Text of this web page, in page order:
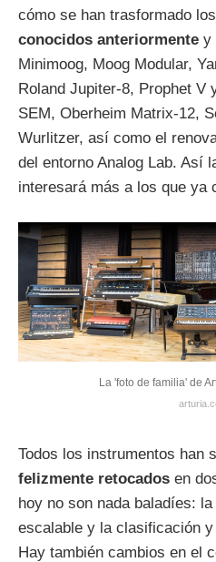
cómo se han trasformado los
conocidos anteriormente y
Minimoog, Moog Modular,
Roland Jupiter-8, Prophet V
SEM, Oberheim Matrix-12,
Wurlitzer, así como el
del entorno Analog Lab. Así
interesará más a los que ya
La 'foto de familia' de
Todos los instrumentos han
felizmente retocados en
hoy no son nada baladíes:
escalable y la clasificación
Hay también cambios en el